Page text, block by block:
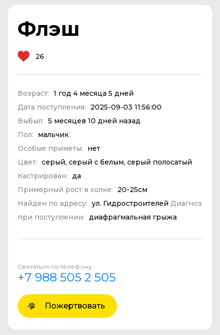
Флэш
26
Возраст: 1 год 4 месяца 5 дней
Дата поступления:
2025-09-03 11:56:00
Выбыл: 5 месяцев 10 дней назад
Пол:
мальчик
Особые приметы:
нет
Цвет: серый, серый с белым, серый полосатый
Кастрирован:
да
Примерный рост в холке:
20-25см
Найден по адресу: ул. Гидростроителей Диагноз
при поступлении:
диафрагмальная грыжа
Связаться по телефону
+7 988 505 2 505
Пожертвовать